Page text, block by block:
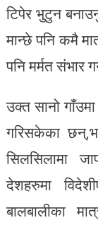
टिपेर भुटुन
मान्छे पनि कमै
पनि मर्मत संभार
उक्त सानो
गरिसकेका
सिलसिलामा
देशहरुमा
बालबालीका